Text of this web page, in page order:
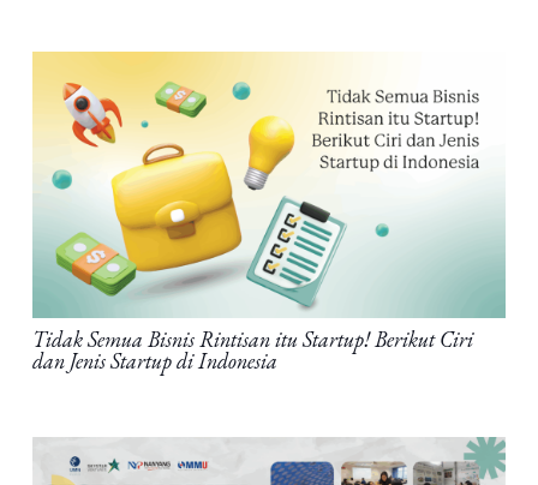
Tidak Semua Bisnis Rintisan itu Startup! Berikut Ciri
dan Jenis Startup di Indonesia